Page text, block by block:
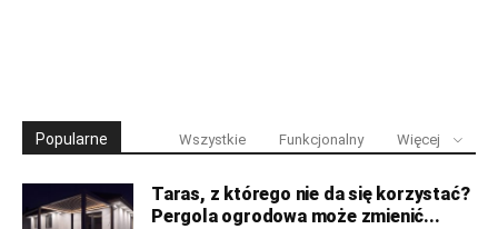
Popularne Wszystkie Funkcjonalny Więcej
Taras, z którego nie da się korzystać?
Pergola ogrodowa może zmienić...